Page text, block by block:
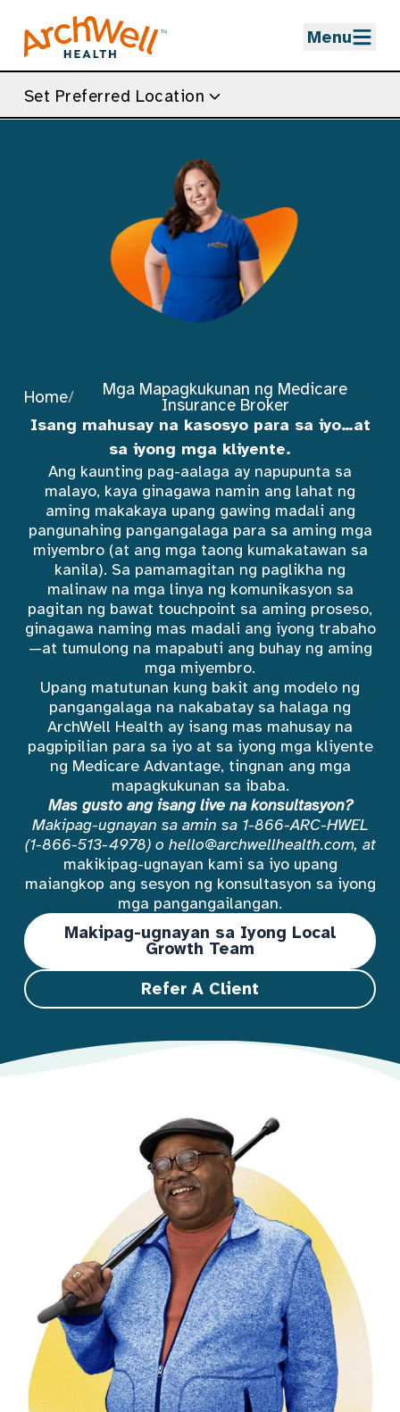
Menu
Set Preferred Location
Home/ Mga Mapagkukunan ng Medicare
Insurance Broker
Isang mahusay na kasosyo para sa iyo…at
sa iyong mga kliyente.
Ang kaunting pag-aalaga ay napupunta sa
malayo, kaya ginagawa namin ang lahat ng
aming makakaya upang gawing madali ang
pangunahing pangangalaga para sa aming mga
miyembro (at ang mga taong kumakatawan sa
kanila). Sa pamamagitan ng paglikha ng
malinaw na mga linya ng komunikasyon sa
pagitan ng bawat touchpoint sa aming proseso,
ginagawa naming mas madali ang iyong trabaho
—at tumulong na mapabuti ang buhay ng aming
mga miyembro.
Upang matutunan kung bakit ang modelo ng
pangangalaga na nakabatay sa halaga ng
ArchWell Health ay isang mas mahusay na
pagpipilian para sa iyo at sa iyong mga kliyente
ng Medicare Advantage, tingnan ang mga
mapagkukunan sa ibaba.
Mas gusto ang isang live na konsultasyon?
Makipag-ugnayan sa amin sa 1-866-ARC-HWEL
(1-866-513-4978) o hello@archwellhealth.com, at
makikipag-ugnayan kami sa iyo upang
maiangkop ang sesyon ng konsultasyon sa iyong
mga pangangailangan.
Makipag-ugnayan sa Iyong Local
Growth Team
Refer A Client